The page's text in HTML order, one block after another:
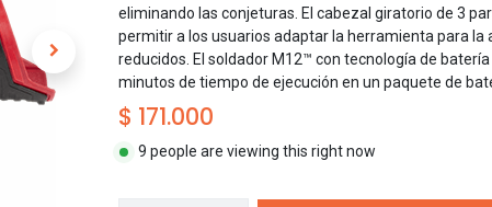
eliminando las conjeturas. El cabezal giratorio de 3
permitir a los usuarios adaptar la herramienta para la
reducidos. El soldador M12™ con tecnología de
minutos de tiempo de ejecución en un paquete de
$ 171.000
9 people are viewing this right now